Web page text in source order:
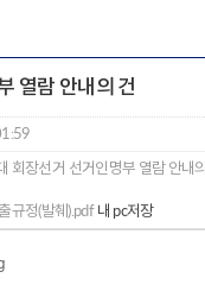
열람 안내의 건
장선거 선거인명부 열람 안내
규정(발췌).pdf내 pc저장